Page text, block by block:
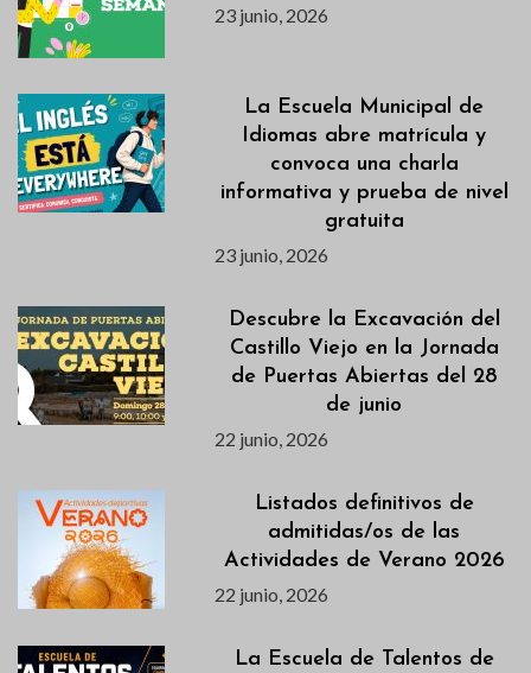
23 junio, 2026
La Escuela Municipal de
Idiomas abre matrícula y
convoca una charla
informativa y prueba de nivel
gratuita
23 junio, 2026
Descubre la Excavación del
Castillo Viejo en la Jornada
de Puertas Abiertas del 28
de junio
22 junio, 2026
Listados definitivos de
admitidas/os de las
Actividades de Verano 2026
22 junio, 2026
La Escuela de Talentos de